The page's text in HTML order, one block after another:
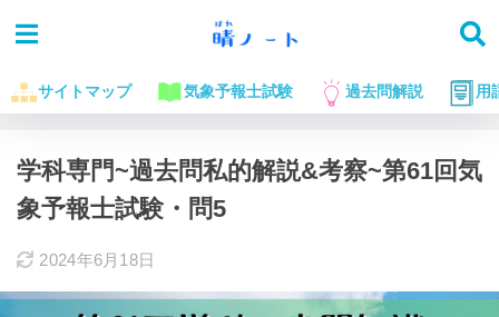
サイトマップ 気象予報士試験 過去問解説 用
ホーム 気象予報士試験に役立つお話 過去問解説
学科専門~過去問私的解説&考察~第61回気
象予報士試験・問5
2024年6月18日